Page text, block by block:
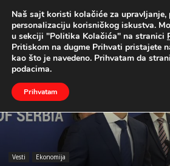
UŽIVO
Naslovna Vesti Ekonomija
Vesti Ekonomija
Naš sajt koristi kolačiće za upravljanje,
personalizaciju korisničkog iskustva.
u sekciji "Politika Kolačića" na stranici
Pritiskom na dugme Prihvati pristajete
kao što je navedeno. Prihvatam da
podacima.
Prihvatam